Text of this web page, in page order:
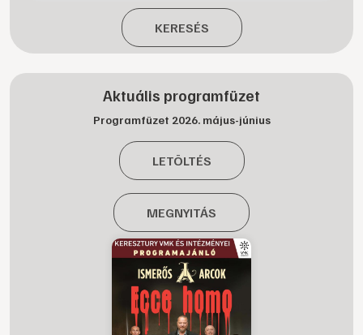
KERESÉS
Aktuális programfüzet
Programfüzet 2026. május-június
LETÖLTÉS
MEGNYITÁS